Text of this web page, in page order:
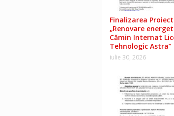
Finalizarea
„Renovare
Cămin Internat
Tehnologic Astra”
iulie 30, 2026